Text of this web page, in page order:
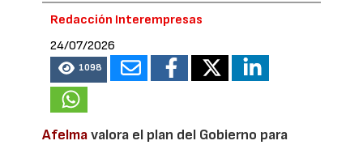
Redacción Interempresas
24/07/2026
1098
Afelmavalora el plan del Gobierno para